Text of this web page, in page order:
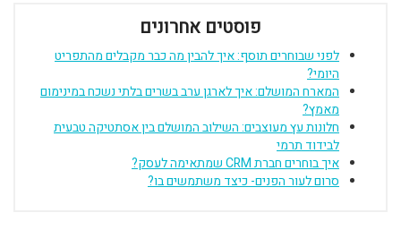
פוסטים אחרונים
לפני שבוחרים תוסף: איך להבין מה כבר מקבלים מהתפריט
היומי?
המארח המושלם: איך לארגן ערב בשרים בלתי נשכח במינימום
מאמץ?
חלונות עץ מעוצבים: השילוב המושלם בין אסתטיקה טבעית
לבידוד תרמי
איך בוחרים חברת CRM שמתאימה לעסק?
סרום לעור הפנים- כיצד משתמשים בו?